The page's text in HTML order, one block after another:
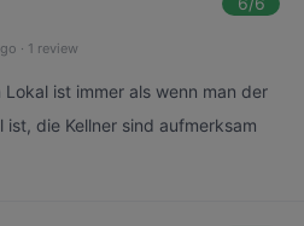
· 1 review
Lokal ist immer als wenn man der
ist, die Kellner sind aufmerksam